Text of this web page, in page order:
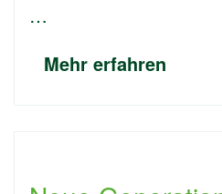
…
Mehr erfahren